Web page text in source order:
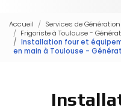
Accueil
Services de
Frigoriste à Toulouse -
Installation four et
en main à Toulouse -